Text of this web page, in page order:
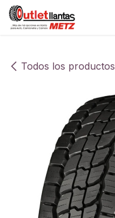
Ir al contenido
Todos los productos